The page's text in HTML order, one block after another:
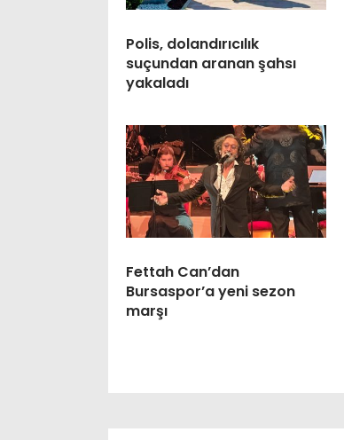
Polis, dolandırıcılık
suçundan aranan şahsı
yakaladı
Fettah Can’dan
Bursaspor’a yeni sezon
marşı